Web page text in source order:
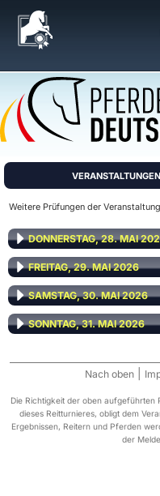
VERANSTALTUNGEN
Weitere Prüfungen der
DONNERSTAG, 28. MAI
FREITAG, 29. MAI 2026
SAMSTAG, 30. MAI 2026
SONNTAG, 31. MAI 2026
Nach oben
Die Richtigkeit der oben
dieses Reitturnieres, obligt dem
Ergebnissen, Reitern und Pferden
der